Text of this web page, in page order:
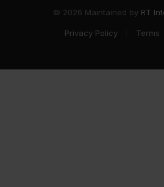
© 2026 Maintained by RT
Privacy Policy Terms